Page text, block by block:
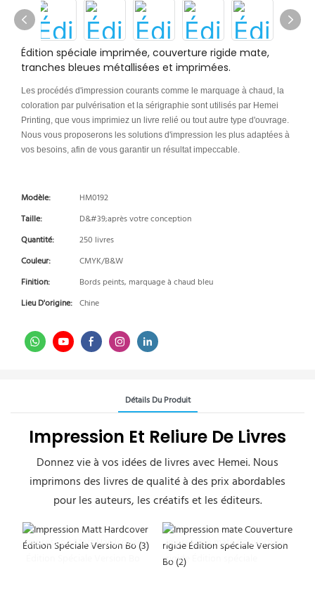
Édition spéciale imprimée, couverture rigide mate,
tranches bleues métallisées et imprimées.
Les procédés d'impression courants comme le marquage à chaud, la
coloration par pulvérisation et la sérigraphie sont utilisés par Hemei
Printing, que vous imprimiez un livre relié ou tout autre type d'ouvrage.
Nous vous proposerons les solutions d'impression les plus adaptées à
vos besoins, afin de vous garantir un résultat impeccable.
Modèle:
HM0192
Taille:
D&#39;après votre conception
Quantité:
250 livres
Couleur:
CMYK/B&W
Finition:
Bords peints, marquage à chaud bleu
Lieu D'origine: Chine
Détails Du Produit
Impression Et Reliure De Livres
Donnez vie à vos idées de livres avec Hemei. Nous
imprimons des livres de qualité à des prix abordables
pour les auteurs, les créatifs et les éditeurs.
Impression Matt Hardcover
Impression mate Couverture
rigide Édition spéciale